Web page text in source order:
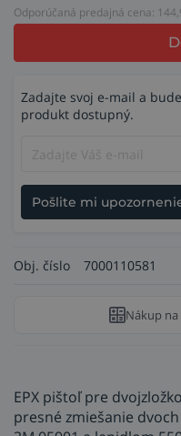
Odporúčaná predajná cena:
Zadajte svoj e-mail a
produkt dostupný.
Pošlite mi
Obj. číslo 7000110581
Nákup
EPX pištoľ pre
presné zmiešanie